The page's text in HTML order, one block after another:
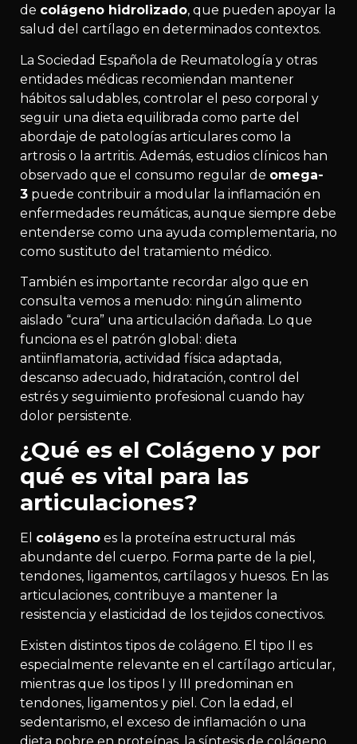
de colágeno hidrolizado, que pueden apoyar la
salud del cartílago en determinados contextos.
La Sociedad Española de Reumatología y otras
entidades médicas recomiendan mantener
hábitos saludables, controlar el peso corporal y
seguir una dieta equilibrada como parte del
abordaje de patologías articulares como la
artrosis o la artritis. Además, estudios clínicos han
observado que el consumo regular de omega-
3 puede contribuir a modular la inflamación en
enfermedades reumáticas, aunque siempre debe
entenderse como una ayuda complementaria, no
como sustituto del tratamiento médico.
También es importante recordar algo que en
consulta vemos a menudo: ningún alimento
aislado “cura” una articulación dañada. Lo que
funciona es el patrón global: dieta
antiinflamatoria, actividad física adaptada,
descanso adecuado, hidratación, control del
estrés y seguimiento profesional cuando hay
dolor persistente.
¿Qué es el Colágeno y por
qué es vital para las
articulaciones?
El colágeno es la proteína estructural más
abundante del cuerpo. Forma parte de la piel,
tendones, ligamentos, cartílagos y huesos. En las
articulaciones, contribuye a mantener la
resistencia y elasticidad de los tejidos conectivos.
Existen distintos tipos de colágeno. El tipo II es
especialmente relevante en el cartílago articular,
mientras que los tipos I y III predominan en
tendones, ligamentos y piel. Con la edad, el
sedentarismo, el exceso de inflamación o una
dieta pobre en proteínas, la síntesis de colágeno